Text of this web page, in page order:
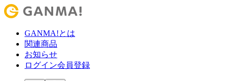
GANMA!とは
関連商品
お知らせ
ログイン会員登録